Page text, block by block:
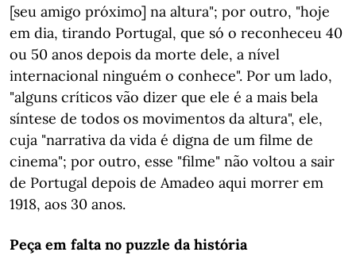
[seu amigo próximo] na altura"; por outro, "hoje
em dia, tirando Portugal, que só o reconheceu 40
ou 50 anos depois da morte dele, a nível
internacional ninguém o conhece". Por um lado,
"alguns críticos vão dizer que ele é a mais bela
síntese de todos os movimentos da altura", ele,
cuja "narrativa da vida é digna de um filme de
cinema"; por outro, esse "filme" não voltou a sair
de Portugal depois de Amadeo aqui morrer em
1918, aos 30 anos.
Peça em falta no puzzle da história